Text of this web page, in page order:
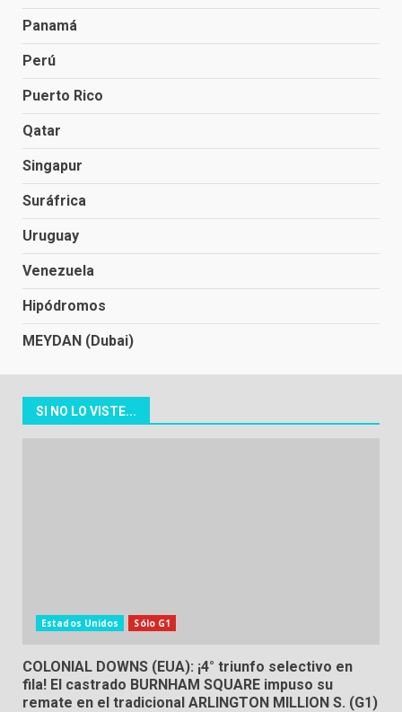
Panamá
Perú
Puerto Rico
Qatar
Singapur
Suráfrica
Uruguay
Venezuela
Hipódromos
MEYDAN (Dubai)
SI NO LO VISTE...
Estados Unidos Sólo G1
COLONIAL DOWNS (EUA): ¡4° triunfo selectivo en
fila! El castrado BURNHAM SQUARE impuso su
remate en el tradicional ARLINGTON MILLION S. (G1)